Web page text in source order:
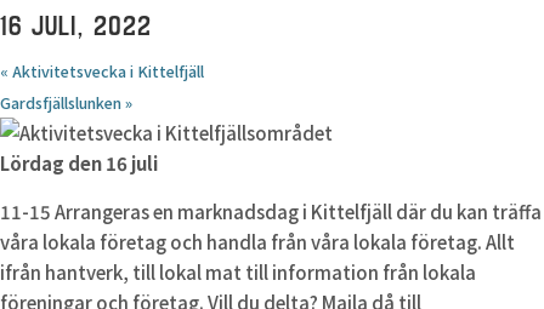
16 JULI, 2022
« Aktivitetsvecka i Kittelfjäll
Gardsfjällslunken»
Lördag den 16 juli
11-15 Arrangeras en marknadsdag i Kittelfjäll där du kan träffa
våra lokala företag och handla från våra lokala företag. Allt
ifrån hantverk, till lokal mat till information från lokala
föreningar och företag. Vill du delta? Maila då till